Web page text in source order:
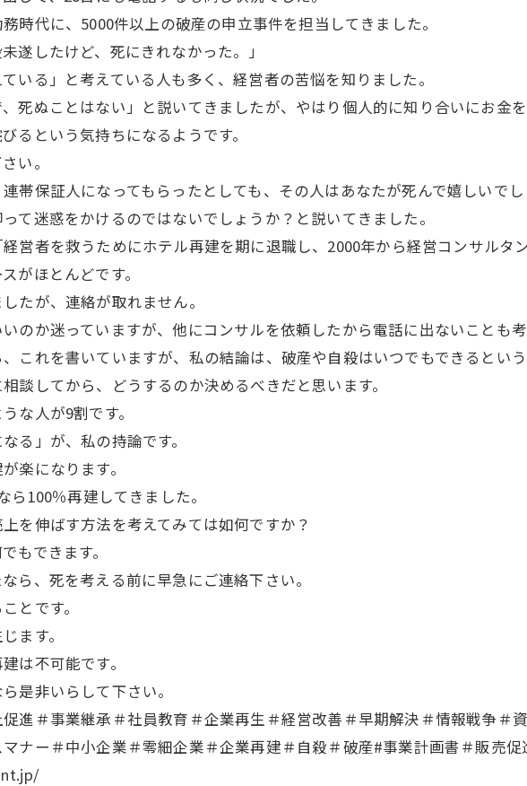
時代に、5000件以上の破産の申立事件を担当してきました。
遂したけど、死にきれなかった。」
いる」と考えている人も多く、経営者の苦悩を知りました。
、死ぬことはない」と説いてきましたが、やはり個人的に知り合いにお金
るという気持ちになるようです。
い。
帯保証人になってもらったとしても、その人はあなたが死んで嬉しいでし
て迷惑をかけるのではないでしょうか？と説いてきました。
営者を救うためにホテル再建を期に退職し、2000年から経営コンサルタ
がほとんどです。
たが、連絡が取れません。
のか迷っていますが、他にコンサルを依頼したから電話に出ないことも考
これを書いていますが、私の結論は、破産や自殺はいつでもできるという
談してから、どうするのか決めるべきだと思います。
な人が9割です。
る」が、私の持論です。
楽になります。
100％再建してきました。
を伸ばす方法を考えてみては如何ですか？
もできます。
ら、死を考える前に早急にご連絡下さい。
とです。
ます。
は不可能です。
是非いらして下さい。
進＃事業継承＃社員教育＃企業再生＃経営改善＃早期解決＃情報戦争＃
ナー＃中小企業＃零細企業＃企業再建＃自殺＃破産#事業計画書＃販売促